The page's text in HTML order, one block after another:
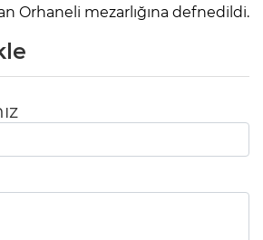
Orhaneli mezarlığına defnedildi.